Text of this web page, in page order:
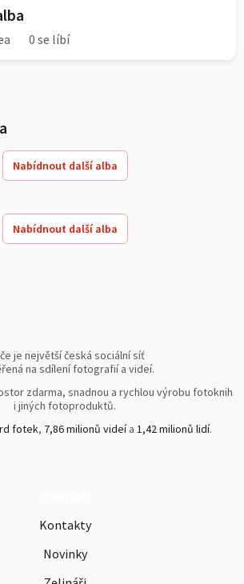
0 se líbí
Nabídnout další alba
Nabídnout další alba
je největší česká sociální síť
na sdílení fotografií a videí.
zdarma, snadnou a rychlou výrobu fotoknih
i jiných fotoproduktů.
fotek, 7,86 milionů videía 1,42 milionů lidí.
Kontakty
Novinky